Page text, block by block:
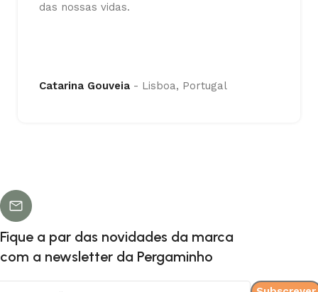
das nossas vidas.
Catarina Gouveia Lisboa, Portugal
Fique a par das novidades da marca
com a newsletter da Pergaminho